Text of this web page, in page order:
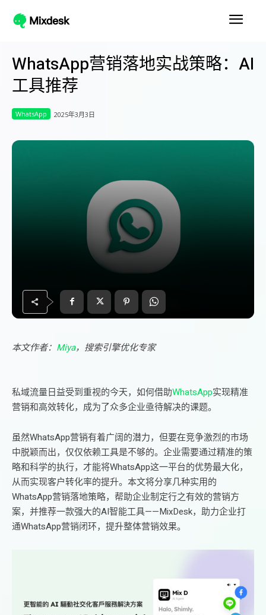
WhatsApp营销落地实战策略：AI
工具推荐
WhatsApp 2025年3月3日
本文作者： Miya，搜索引擎优化专家
私域流量日益受到重视的今天，如何借助WhatsApp实现精准
营销和高效转化，成为了众多企业亟待解决的课题。
虽然WhatsApp营销有着广阔的潜力，但要在竞争激烈的市场
中脱颖而出，仅仅依赖工具是不够的。企业需要通过精准的策
略和科学的执行，才能将WhatsApp这一平台的优势最大化，
从而实现客户转化率的提升。本文将分享几种实用的
WhatsApp营销落地策略，帮助企业制定行之有效的营销方
案，并推荐一款强大的AI智能工具——MixDesk，助力企业打
通WhatsApp营销闭环，提升整体营销效果。